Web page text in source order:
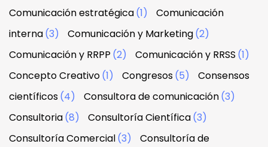
Comunicación estratégica(1)
Comunicación
interna(3) Comunicación y Marketing(2)
Comunicación y RRPP (2) Comunicación y RRSS (1)
Concepto Creativo(1) Congresos(5)
Consensos
científicos(4) Consultora de comunicación(3)
Consultoria(8) Consultoría Científica(3)
Consultoría Comercial(3)
Consultoría de